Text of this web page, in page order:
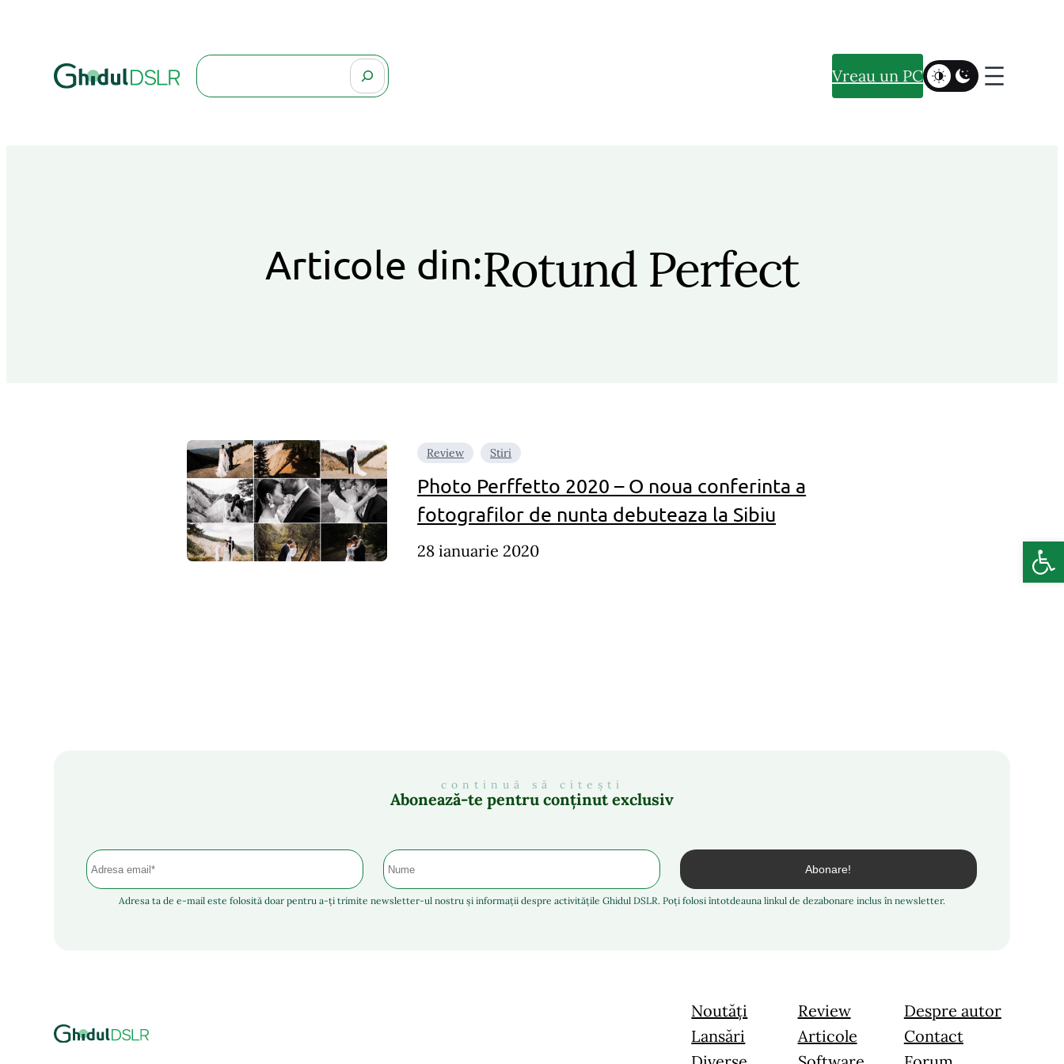
Search Vreau un PC
Articole din:Rotund Perfect
Review Stiri
Photo Perffetto 2020 – O noua conferinta a
fotografilor de nunta debuteaza la Sibiu
28 ianuarie 2020
continuă să citești
Abonează-te pentru conținut exclusiv
Adresa ta de e-mail este folosită doar pentru a-ți trimite newsletter-ul nostru și informații despre activitățile Ghidul DSLR. Poți folosi întotdeauna linkul de dezabonare inclus în newsletter.
Noutăți
Lansări
Review
Articole
Despre autor
Contact